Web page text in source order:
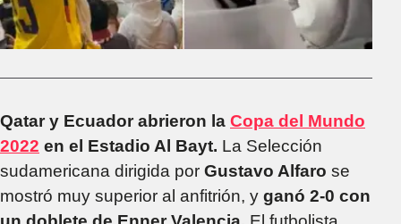
Qatar y Ecuador abrieron la Copa del Mundo
2022 en el Estadio Al Bayt. La Selección
sudamericana dirigida por Gustavo Alfaro se
mostró muy superior al anfitrión, y ganó 2-0 con